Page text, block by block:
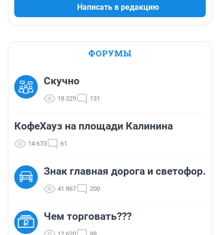
Написать в редакцию
ФОРУМЫ
Скучно
18 229 131
КофеХауз на площади Калинина
14 673 61
Знак главная дорога и светофор.
41 867 200
Чем торговать???